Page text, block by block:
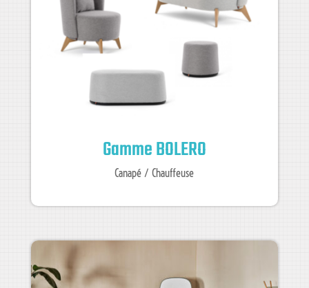
Gamme BOLERO
Canapé / Chauffeuse